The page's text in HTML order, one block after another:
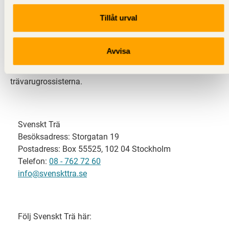
Tillåt urval
Avvisa
Svenskt Trä representerar svensk sågverksindustri
och är en del av branschorganisationen
svensk limträ-, KL-trä- och förpackningsindustri samt
trävarugrossisterna.
Svenskt Trä
Besöksadress: Storgatan 19
Postadress: Box 55525, 102 04 Stockholm
Telefon: 08 - 762 72 60
info@svenskttra.se
Följ Svenskt Trä här: